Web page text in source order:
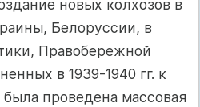
новых колхозов в
Белоруссии, в
Правобережной
в 1939-1940 гг. к
проведена массовая